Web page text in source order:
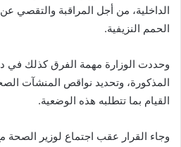
الداخلية، من أجل المراقبة
الحمم النزيفية.
وحددت الوزارة مهمة الفرق كذلك في
المذكورة، وتحديد نواقص المنشآت
القيام بما تتطلبه هذه الوضعية.
وجاء القرار عقب اجتماع لوزير الصحة